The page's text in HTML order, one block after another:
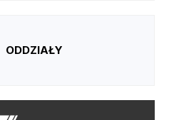
ODDZIAŁY